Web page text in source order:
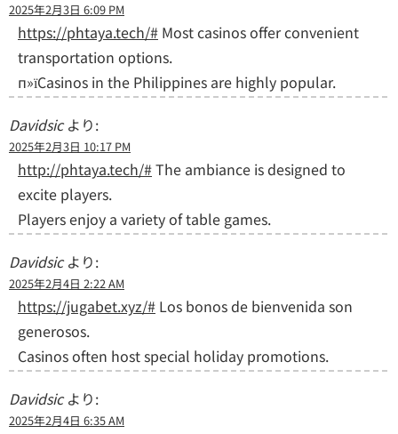
2025年2月3日 6:09 PM
https://phtaya.tech/# Most casinos offer convenient
transportation options.
п»їCasinos in the Philippines are highly popular.
Davidsic より:
2025年2月3日 10:17 PM
http://phtaya.tech/#The ambiance is designed to
excite players.
Players enjoy a variety of table games.
Davidsic より:
2025年2月4日 2:22 AM
https://jugabet.xyz/# Los bonos de bienvenida son
generosos.
Casinos often host special holiday promotions.
Davidsic より:
2025年2月4日 6:35 AM